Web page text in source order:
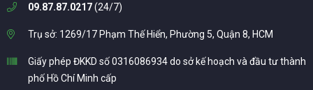
09.87.87.0217(24/7)
Trụ sở: 1269/17 Phạm Thế Hiển, Phường 5, Quận 8, HCM
Giấy phép ĐKKD số 0316086934 do sở kế hoạch và đầu tư thành
phố Hồ Chí Minh cấp